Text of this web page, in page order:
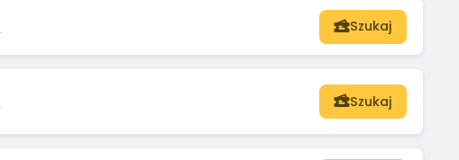
Szukaj
Szukaj